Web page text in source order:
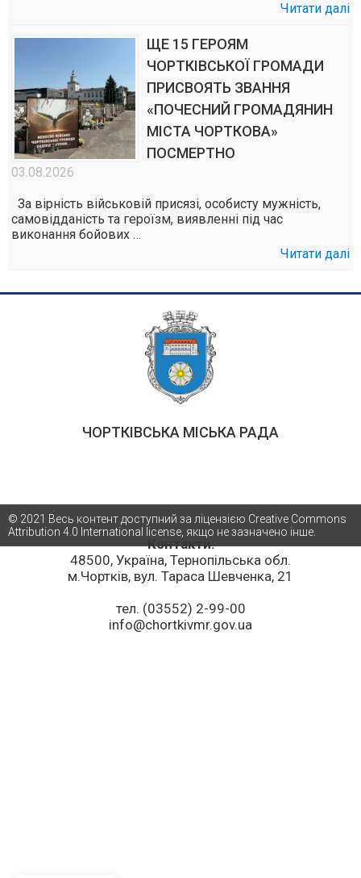
Читати далі
ЩЕ 15 ГЕРОЯМ
ЧОРТКІВСЬКОЇ ГРОМАДИ
ПРИСВОЯТЬ ЗВАННЯ
«ПОЧЕСНИЙ ГРОМАДЯНИН
МІСТА ЧОРТКОВА»
ПОСМЕРТНО
03.08.2026
За вірність військовій присязі, особисту мужність,
самовідданість та героїзм, виявленні під час
виконання бойових …
Читати далі
ЧОРТКІВСЬКА МІСЬКА РАДА
Контакти:
48500, Україна, Тернопільська обл.
м.Чортків, вул. Тараса Шевченка, 21
тел. (03552) 2-99-00
info@chortkivmr.gov.ua
© 2021 Весь контент доступний за ліцензією Creative Commons
Attribution 4.0 International license, якщо не зазначено інше.